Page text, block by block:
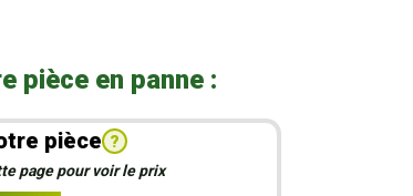
pièce en panne :
pièce ?
page pour voir le prix